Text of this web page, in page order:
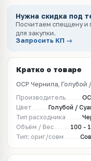
Нужна скидка под
Посчитаем спеццену
для закупки.
Запросить КП →
Кратко о товаре
OCP Чернила,
Производитель
Цвет
Голубой /
Тип расходника
Объём / Вес
100 -
Тип: ориг/совм